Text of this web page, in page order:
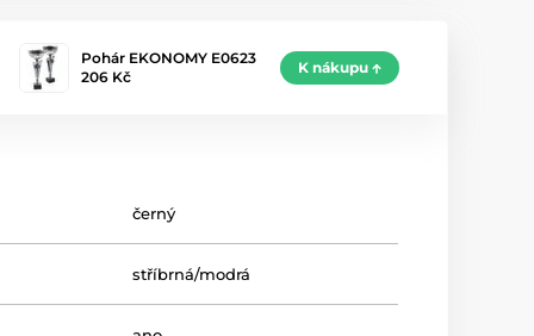
Pohár EKONOMY E0623
206 Kč
K nákupu
černý
stříbrná/modrá